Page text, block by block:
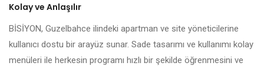
Kolay ve Anlaşılır
BİSİYON, Guzelbahce ilindeki apartman ve site yöneticilerine
kullanıcı dostu bir arayüz sunar. Sade tasarımı ve kullanımı kolay
menüleri ile herkesin programı hızlı bir şekilde öğrenmesini ve